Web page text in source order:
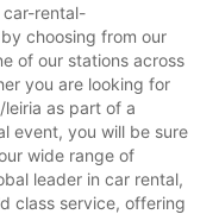
car-rental-
choosing from our
of our stations across
you are looking for
as part of a
event, you will be sure
wide range of
leader in car rental,
class service, offering